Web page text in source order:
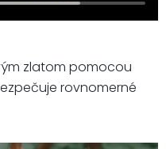
zlatom pomocou
rovnomerné